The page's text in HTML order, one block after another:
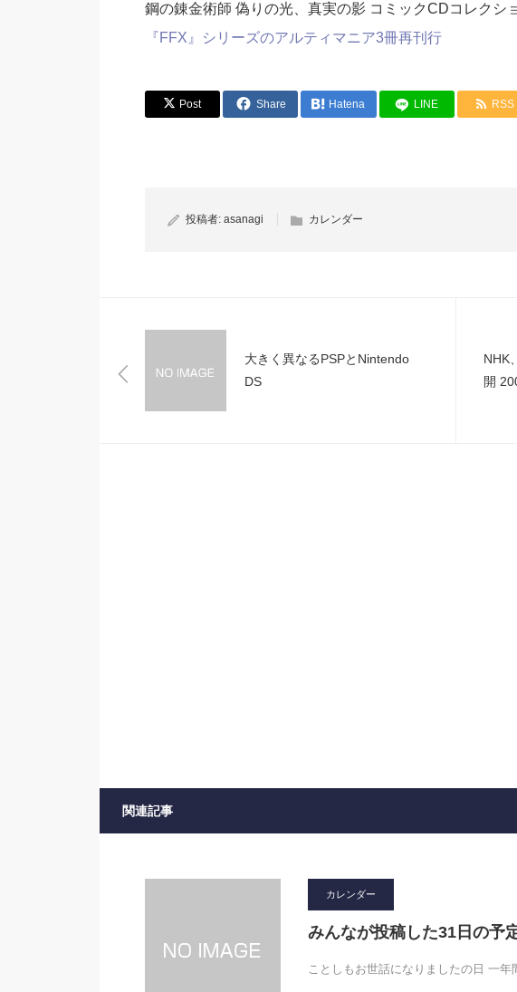
鋼の錬金術師 偽りの光、真実の影 コミックCDコレクシ
『FFX』シリーズのアルティマニア3冊再刊行
Post Share Hatena LINE RSS
投稿者: asanagi カレンダー
大きく異なるPSPとNintendo
DS
NHK
開
関連記事
カレンダー
みんなが投稿した31日の予
ことしもお世話になりましたの日 一